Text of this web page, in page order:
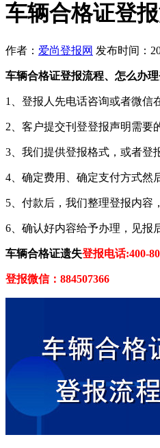
车辆合格证登
作者： 爱尚登报网 发布时间：
车辆合格证登报流程、怎么办理
1、登报人先电话咨询或者微信
2、客户提交刊登登报声明需要
3、我们提供登报格式，或者登
4、确定费用、确定支付方式然
5、付款后，我们整理登报内容
6、确认好内容给予办理，见报
车辆合格证遗失登报电话:400-
登报微信：884507366